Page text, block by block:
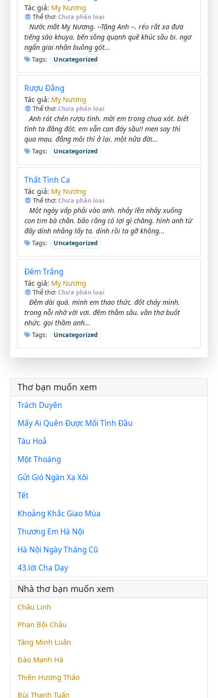
Tác giả: Mỵ Nương
Thể thơ:Chưa phân loại
Nước mắt Mỵ Nương. --Tặng Anh --. réo rắt xa đưa
tiếng sáo khuya. bến sông quạnh quẽ khúc sầu bi. ngơ
ngẩn giai nhân buông gót...
Tags: Uncategorized
Rượu Đắng
Tác giả: Mỵ Nương
Thể thơ:Chưa phân loại
Anh rót chén rượu tình. mời em trong chua xót. biết
tình ta đắng đót. em vẫn cạn đáy sầu!! men say thì
qua mau. đắng môi thì ở lại. một nửa đời...
Tags: Uncategorized
Thất Tình Ca
Tác giả: Mỵ Nương
Thể thơ:Chưa phân loại
Một ngày vấp phải vào anh. nhảy lên nhảy xuống
con tim bà chằn. bảo rằng có lợi gì chăng. hình anh từ
đấy dính nhằng lấy ta. dính rồi ta gỡ không...
Tags: Uncategorized
Đêm Trắng
Tác giả: Mỵ Nương
Thể thơ:Chưa phân loại
Đêm dài quá. mình em thao thức. đốt cháy mình.
trong nỗi nhớ vời vơi. đêm thẳm sâu. vần thơ buốt
nhức. gọi thầm anh...
Tags: Uncategorized
Thơ bạn muốn xem
Trách Duyên
Mấy Ai Quên Được Mối Tình Đầu
Tàu Hoả
Một Thoáng
Gửi Gió Ngàn Xa Xôi
Tết
Khoảng Khắc Giao Mùa
Thương Em Hà Nội
Hà Nội Ngày Tháng Cũ
43.lời Cha Dạy
Nhà thơ bạn muốn xem
Châu Linh
Phan Bội Châu
Tăng Minh Luân
Đào Mạnh Hà
Thiên Hương Thảo
Bùi Thanh Tuấn